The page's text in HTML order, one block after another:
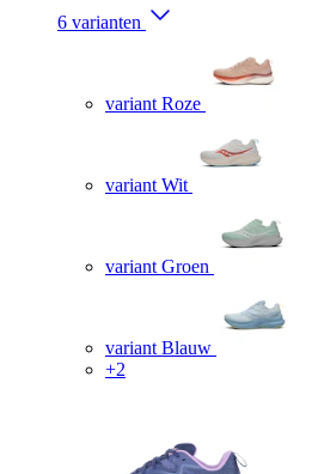
6 varianten
variant Roze
variant Wit
variant Groen
variant Blauw
+2